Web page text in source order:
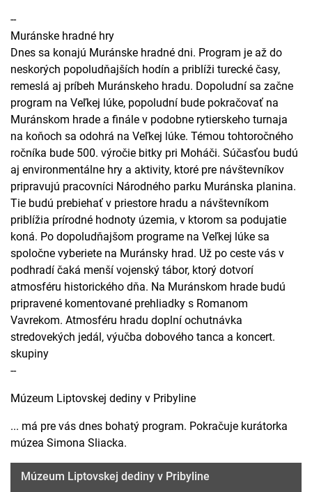
--
Muránske hradné hry
Dnes sa konajú Muránske hradné dni. Program je až do
neskorých popoludňajších hodín a priblíži turecké časy,
remeslá aj príbeh Muránskeho hradu. Dopoludní sa začne
program na Veľkej lúke, popoludní bude pokračovať na
Muránskom hrade a finále v podobne rytierskeho turnaja
na koňoch sa odohrá na Veľkej lúke. Témou tohtoročného
ročníka bude 500. výročie bitky pri Moháči. Súčasťou budú
aj environmentálne hry a aktivity, ktoré pre návštevníkov
pripravujú pracovníci Národného parku Muránska planina.
Tie budú prebiehať v priestore hradu a návštevníkom
priblížia prírodné hodnoty územia, v ktorom sa podujatie
koná. Po dopoludňajšom programe na Veľkej lúke sa
spoločne vyberiete na Muránsky hrad. Už po ceste vás v
podhradí čaká menší vojenský tábor, ktorý dotvorí
atmosféru historického dňa. Na Muránskom hrade budú
pripravené komentované prehliadky s Romanom
Vavrekom. Atmosféru hradu doplní ochutnávka
stredovekých jedál, výučba dobového tanca a koncert.
skupiny
--
Múzeum Liptovskej dediny v Pribyline
... má pre vás dnes bohatý program. Pokračuje kurátorka
múzea Simona Sliacka.
Múzeum Liptovskej dediny v Pribyline